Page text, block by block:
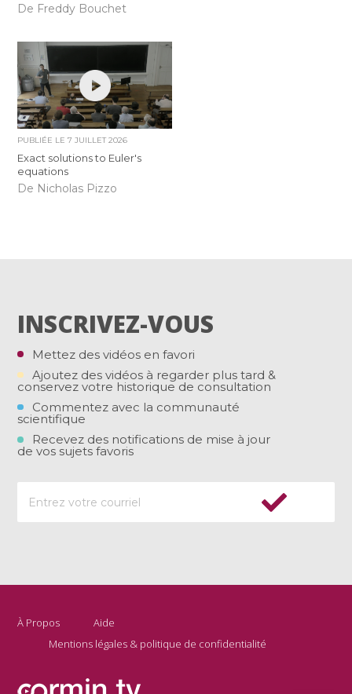
De Freddy Bouchet
PUBLIÉE LE7 JUILLET 2026
Exact solutions to Euler's
equations
De Nicholas Pizzo
INSCRIVEZ-VOUS
Mettez des vidéos en favori
Ajoutez des vidéos à regarder plus tard &
conservez votre historique de consultation
Commentez avec la communauté
scientifique
Recevez des notifications de mise à jour
de vos sujets favoris
À Propos
Aide
Mentions légales & politique de confidentialité